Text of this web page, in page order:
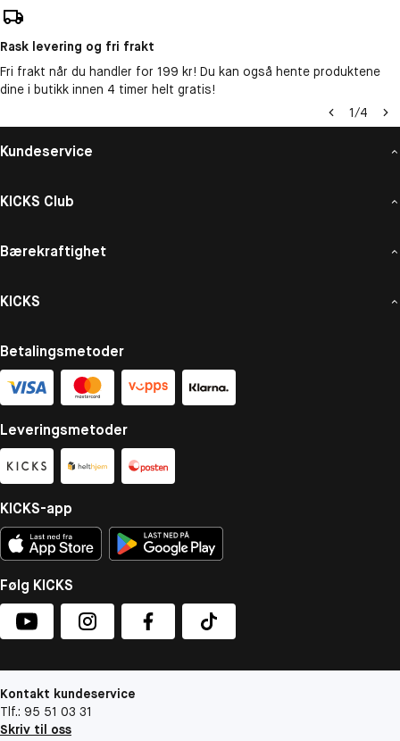
Rask levering og fri frakt
Fri frakt når du handler for 199 kr! Du kan også hente produktene
dine i butikk innen 4 timer helt gratis!
1/4
Kundeservice
KICKS Club
Bærekraftighet
KICKS
Betalingsmetoder
Leveringsmetoder
KICKS-app
Følg KICKS
Kontakt kundeservice
Tlf.: 95 51 03 31
Skriv til oss